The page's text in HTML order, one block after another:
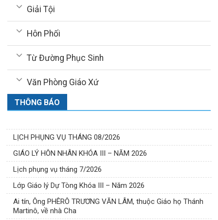
Giải Tội
Hôn Phối
Từ Đường Phục Sinh
Văn Phòng Giáo Xứ
THÔNG BÁO
LỊCH PHỤNG VỤ THÁNG 08/2026
GIÁO LÝ HÔN NHÂN KHÓA III – NĂM 2026
Lịch phụng vụ tháng 7/2026
Lớp Giáo lý Dự Tòng Khóa III – Năm 2026
Ai tín, Ông PHÊRÔ TRƯƠNG VĂN LÂM, thuộc Giáo họ Thánh
Martinô, về nhà Cha